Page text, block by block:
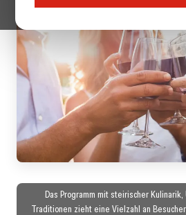
Das Programm mit steirischer
Traditionen zieht eine Vielzahl an